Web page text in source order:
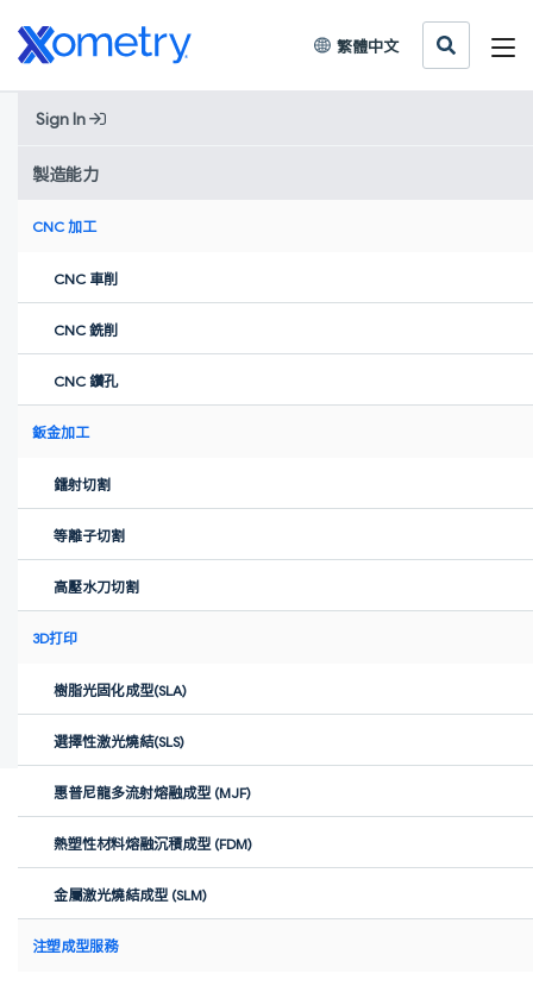
繁體中文
Sign In
製造能力
CNC 加工
CNC 車削
CNC 銑削
CNC 鑽孔
鈑金加工
鐳射切割
等離子切割
高壓水刀切割
3D打印
樹脂光固化成型(SLA)
選擇性激光燒結(SLS)
惠普尼龍多流射熔融成型 (MJF)
熱塑性材料熔融沉積成型 (FDM)
金屬激光燒結成型 (SLM)
注塑成型服務
Home»客戶案例
利用 Xometry 高效採購電動摩托
車零件
Xometry 助力 Black Tea 電摩小批量高精度零件高效製造。
Xometry·Oct 13, 2025
慕尼黑創業公司 Black Tea Motorbikes 生產具有復古風格且兼具可
持續特性的電動摩托車。為了小批量生產，他們依賴複雜且高精度
的金屬零件，同時保持成本和靈活性不受影響。了解 Xometry 如何
幫助加快生產並簡化流程。